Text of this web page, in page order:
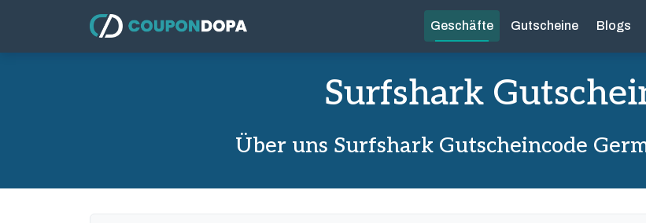
Geschäfte Gutscheine Blogs
Surfshark
Über uns Surfshark Gutscheincode